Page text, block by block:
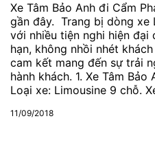
Xe Tâm Bảo Anh đi Cẩm
gần đây. Trang bị dòng xe
với nhiều tiện nghi hiện
hạn, không nhồi nhét
cam kết mang đến sự trải
hành khách. 1. Xe Tâm
Loại xe: Limousine 9 chỗ.
11/09/2018